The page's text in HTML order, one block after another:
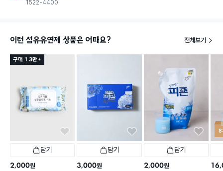
1522-4400
이런 섬유유연제 상품은 어때요? 전체보기
구매 1.3만+
담기
2,000원
담기
3,000원
담기
2,000원
8